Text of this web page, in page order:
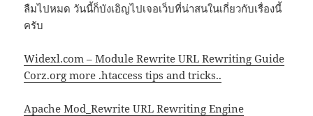
ลืมไปหมด วันนี้ก็บังเอิญไปเจอเว็บที่น่าสนในเกี่ยวกับเรื่องนี้
ครับ
Widexl.com – Module Rewrite URL Rewriting Guide
Corz.org more .htaccess tips and tricks..
Apache Mod_Rewrite URL Rewriting Engine